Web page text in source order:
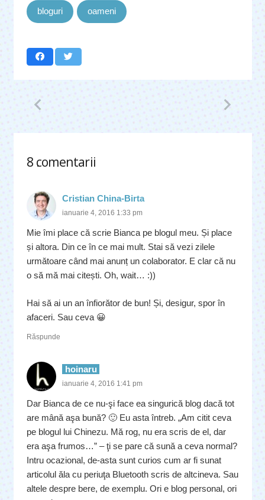
bloguri oameni
8 comentarii
.
Cristian China-Birta
ianuarie 4, 2016 1:33 pm
Mie îmi place că scrie Bianca pe blogul meu. Și place
și altora. Din ce în ce mai mult. Stai să vezi zilele
următoare când mai anunț un colaborator. E clar că nu
o să mă mai citești. Oh, wait… :))
Hai să ai un an înfiorător de bun! Și, desigur, spor în
afaceri. Sau ceva 😀
Răspunde
hoinaru
ianuarie 4, 2016 1:41 pm
Dar Bianca de ce nu-şi face ea singurică blog dacă tot
are mână aşa bună? 🙂 Eu asta întreb. „Am citit ceva
pe blogul lui Chinezu. Mă rog, nu era scris de el, dar
era aşa frumos…” – ţi se pare că sună a ceva normal?
Intru ocazional, de-asta sunt curios cum ar fi sunat
articolul ăla cu periuţa Bluetooth scris de altcineva. Sau
altele despre bere, de exemplu. Ori e blog personal, ori